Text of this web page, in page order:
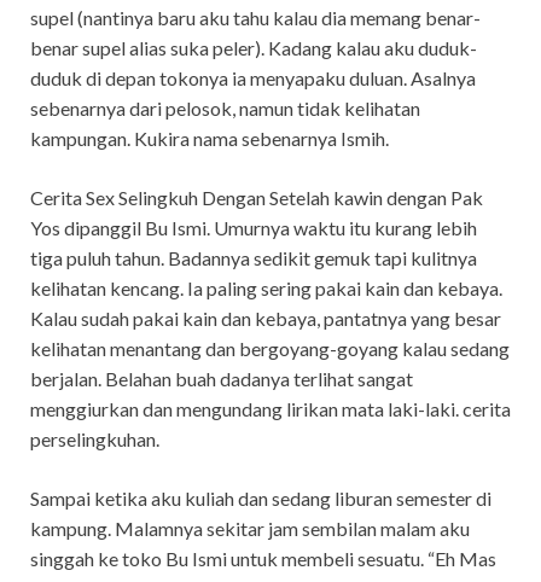
supel (nantinya baru aku tahu kalau dia memang benar-
benar supel alias suka peler). Kadang kalau aku duduk-
duduk di depan tokonya ia menyapaku duluan. Asalnya
sebenarnya dari pelosok, namun tidak kelihatan
kampungan. Kukira nama sebenarnya Ismih.
Cerita Sex Selingkuh Dengan Setelah kawin dengan Pak
Yos dipanggil Bu Ismi. Umurnya waktu itu kurang lebih
tiga puluh tahun. Badannya sedikit gemuk tapi kulitnya
kelihatan kencang. Ia paling sering pakai kain dan kebaya.
Kalau sudah pakai kain dan kebaya, pantatnya yang besar
kelihatan menantang dan bergoyang-goyang kalau sedang
berjalan. Belahan buah dadanya terlihat sangat
menggiurkan dan mengundang lirikan mata laki-laki. cerita
perselingkuhan.
Sampai ketika aku kuliah dan sedang liburan semester di
kampung. Malamnya sekitar jam sembilan malam aku
singgah ke toko Bu Ismi untuk membeli sesuatu. “Eh Mas